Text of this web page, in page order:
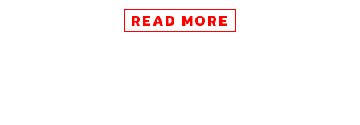
สำหรับกรุงเทพมหานครที่มีงบประมาณกว่าหนึ่งแสนล้าน
READ MORE